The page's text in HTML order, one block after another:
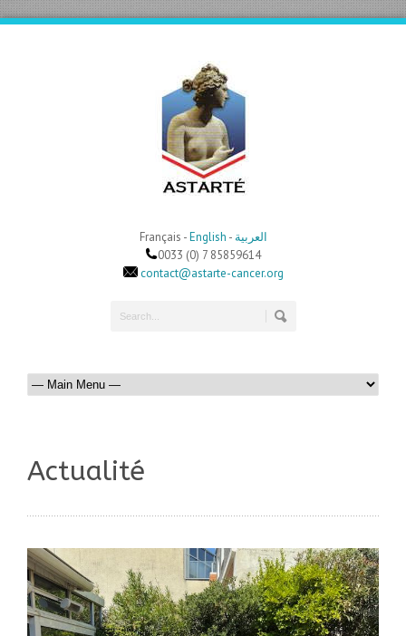
Français -English - العربية
0033 (0) 7 85859614
contact@astarte-cancer.org
Actualité